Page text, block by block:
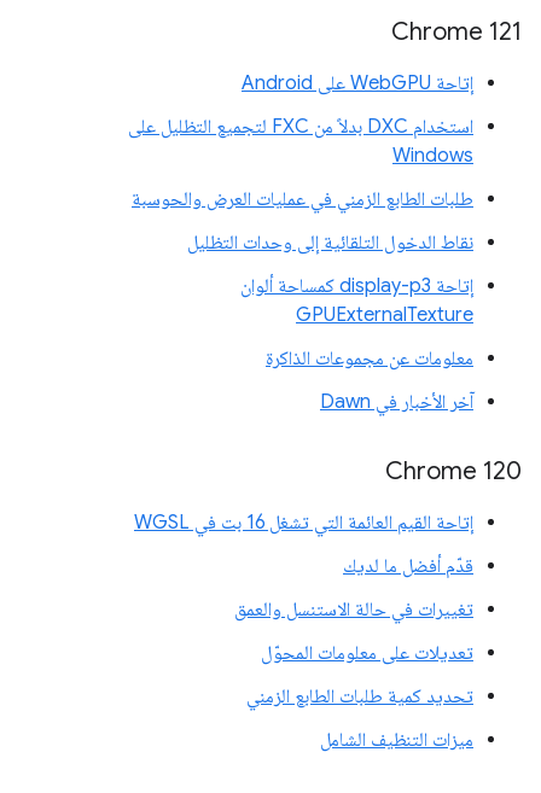
Chrome 121
إتاحة WebGPU على Android
استخدام DXC بدلاً من FXC لتجميع التظليل على
Windows
طلبات الطابع الزمني في عمليات العرض والحوسبة
نقاط الدخول التلقائية إلى وحدات التظليل
إتاحة display-p3 كمساحة ألوان
GPUExternalTexture
معلومات عن مجموعات الذاكرة
آخر الأخبار في Dawn
Chrome 120
إتاحة القيم العائمة التي تشغل 16 بت في WGSL
قدّم أفضل ما لديك
تغييرات في حالة الاستنسل والعمق
تعديلات على معلومات المحوّل
تحديد كمية طلبات الطابع الزمني
ميزات التنظيف الشامل